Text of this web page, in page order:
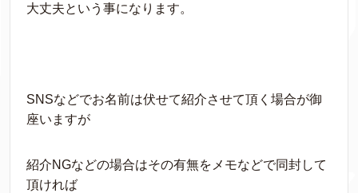
大丈夫という事になります。
SNSなどでお名前は伏せて紹介させて頂く場合が御
座いますが
紹介NGなどの場合はその有無をメモなどで同封して
頂ければ